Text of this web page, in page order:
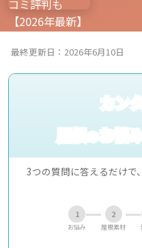
最終更新日：2026年6月10日
カン
屋根のお悩
3つの質問に答えるだけで
1
お悩み
2
屋根素材